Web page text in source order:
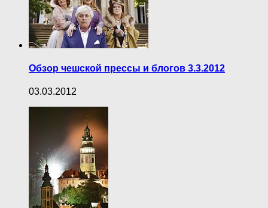
Обзор чешской прессы и блогов 3.3.2012
03.03.2012